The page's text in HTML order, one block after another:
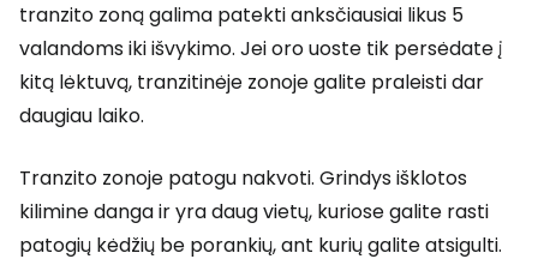
tranzito zoną galima patekti anksčiausiai likus 5
valandoms iki išvykimo. Jei oro uoste tik persėdate į
kitą lėktuvą, tranzitinėje zonoje galite praleisti dar
daugiau laiko.
Tranzito zonoje patogu nakvoti. Grindys išklotos
kilimine danga ir yra daug vietų, kuriose galite rasti
patogių kėdžių be porankių, ant kurių galite atsigulti.